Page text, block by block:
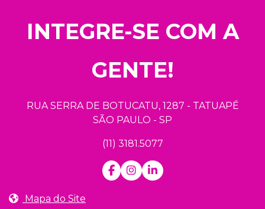
INTEGRE-SE COM A
GENTE!
RUA SERRA DE BOTUCATU, 1287 - TATUAPÉ
SÃO PAULO - SP
(11) 3181.5077
Mapa do Site